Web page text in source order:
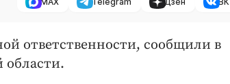
ответственности, сообщили в
области.